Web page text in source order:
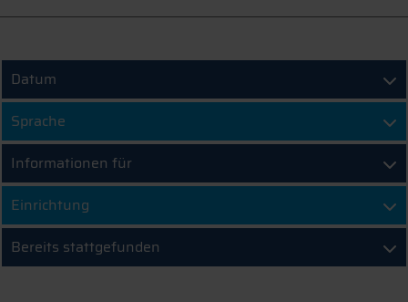
Datum
Sprache
Informationen für
Einrichtung
Bereits stattgefunden